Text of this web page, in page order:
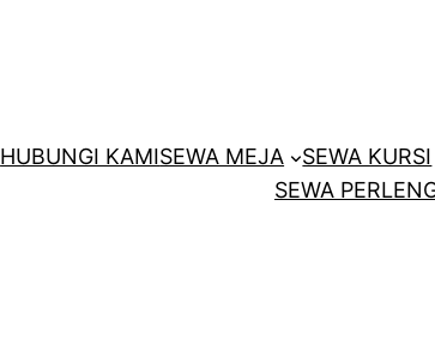
HUBUNGI KAMISEWA MEJA
SEWA KURSI
SEWA